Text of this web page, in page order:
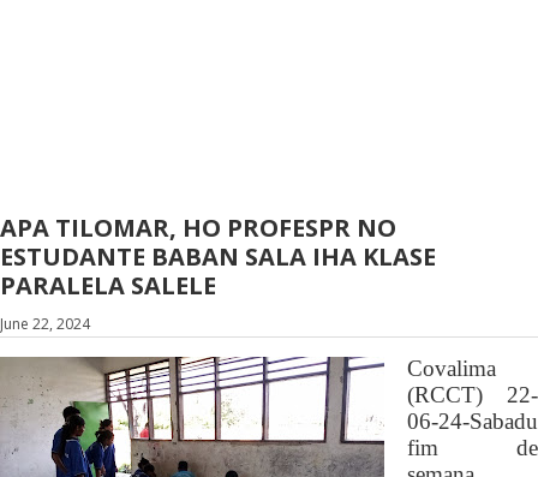
APA TILOMAR, HO PROFESPR NO
ESTUDANTE BABAN SALA IHA KLASE
PARALELA SALELE
June 22, 2024
Covalima
(RCCT) 22-
06-24-Sabadu
fim de